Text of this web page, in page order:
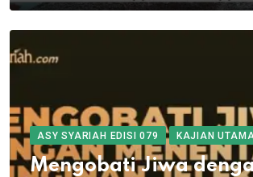
ASY SYARIAH EDISI 079 KAJIAN
Mengobati Jiwa